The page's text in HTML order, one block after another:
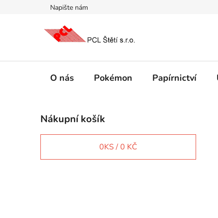
Napište nám
O nás Pokémon Papírnictví
o
s
r
Nákupní košík
0KS /0 KČ